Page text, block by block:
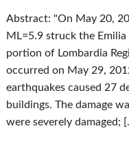
Abstract: "On May 20,
ML=5.9 struck the
portion of Lombardia
occurred on May 29,
earthquakes caused 27
buildings. The damage
were severely damaged;